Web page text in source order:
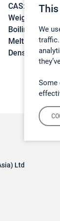
We
Some
CAS:
74-96-4
Weight:
Boiling point:
Melting point:-
Density:
Ltd